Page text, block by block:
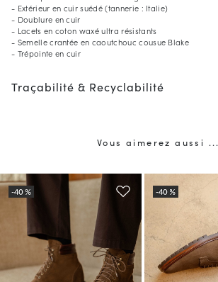
- Extérieur en cuir suédé (tannerie : Italie)
- Doublure en cuir
- Lacets en coton waxé ultra résistants
- Semelle crantée en caoutchouc cousue Blake
- Trépointe en cuir
Traçabilité & Recyclabilité
Vous aimerez aussi ...